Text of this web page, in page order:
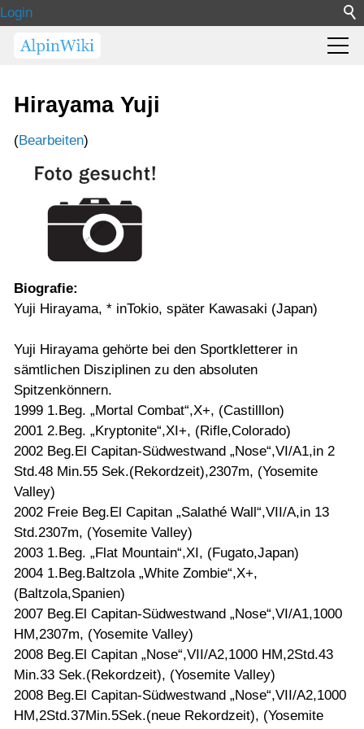
Login
Hirayama Yuji
(Bearbeiten)
Biografie:
Yuji Hirayama, * inTokio, später Kawasaki (Japan)
Yuji Hirayama gehörte bei den Sportkletterer in
sämtlichen Disziplinen zu den absoluten
Spitzenkönnern.
1999 1.Beg. „Mortal Combat“,X+, (Castilllon)
2001 2.Beg. „Kryptonite“,XI+, (Rifle,Colorado)
2002 Beg.El Capitan-Südwestwand „Nose“,VI/A1,in 2
Std.48 Min.55 Sek.(Rekordzeit),2307m, (Yosemite
Valley)
2002 Freie Beg.El Capitan „Salathé Wall“,VII/A,in 13
Std.2307m, (Yosemite Valley)
2003 1.Beg. „Flat Mountain“,XI, (Fugato,Japan)
2004 1.Beg.Baltzola „White Zombie“,X+,
(Baltzola,Spanien)
2007 Beg.El Capitan-Südwestwand „Nose“,VI/A1,1000
HM,2307m, (Yosemite Valley)
2008 Beg.El Capitan „Nose“,VII/A2,1000 HM,2Std.43
Min.33 Sek.(Rekordzeit), (Yosemite Valley)
2008 Beg.El Capitan-Südwestwand „Nose“,VII/A2,1000
HM,2Std.37Min.5Sek.(neue Rekordzeit), (Yosemite